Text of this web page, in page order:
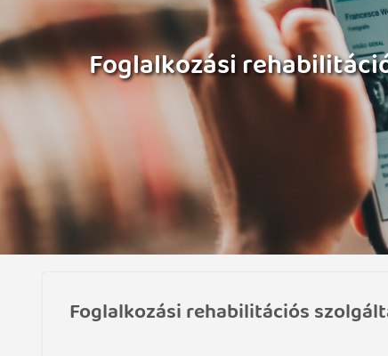
Foglalkozási
Foglalkozási rehabilitációs